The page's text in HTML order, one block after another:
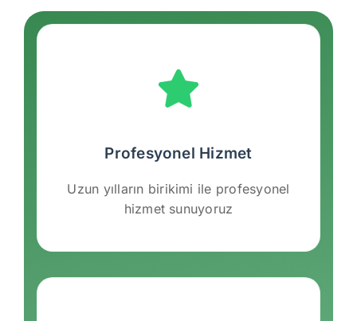
Profesyonel Hizmet
Uzun yılların birikimi ile profesyonel
hizmet sunuyoruz